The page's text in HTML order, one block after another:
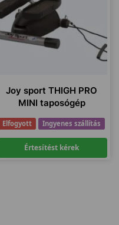
Joy sport THIGH PRO
MINI taposógép
Elfogyott Ingyenes szállítás
Értesítést kérek